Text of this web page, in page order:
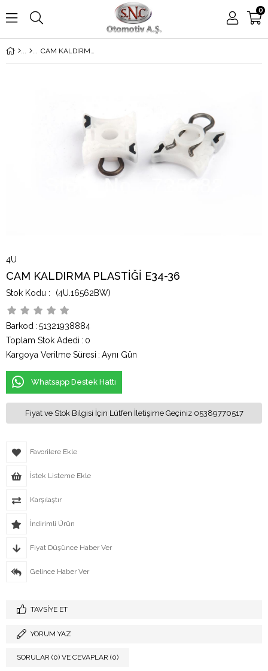
0
CAM KALDIRMA PLASTİĞİ E34-36
4U
CAM KALDIRMA PLASTİĞİ E34-36
(4U.16562BW)
Barkod : 51321938884
Toplam Stok Adedi : 0
Kargoya Verilme Süresi : Aynı Gün
Whatsapp Destek Hattı
Fiyat ve Stok Bilgisi İçin Lütfen İletişime Geçiniz 05389770517
Favorilere Ekle
İstek Listeme Ekle
Karşılaştır
İndirimli Ürün
Fiyat Düşünce Haber Ver
Gelince Haber Ver
TAVSIYE ET
YORUM YAZ
SORULAR (0) VE CEVAPLAR (0)